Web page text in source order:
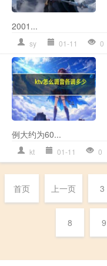
2001...
sy 01-11 0
例大约为60...
kt 01-11 0
首页 上一页 3
8 9